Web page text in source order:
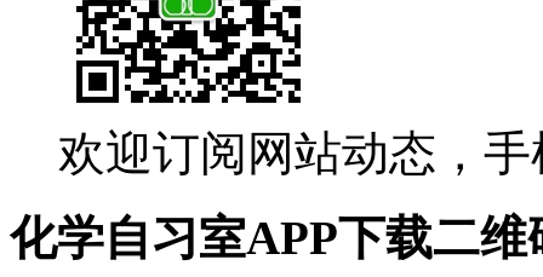
欢迎订阅网站动态，
化学自习室APP下载二维